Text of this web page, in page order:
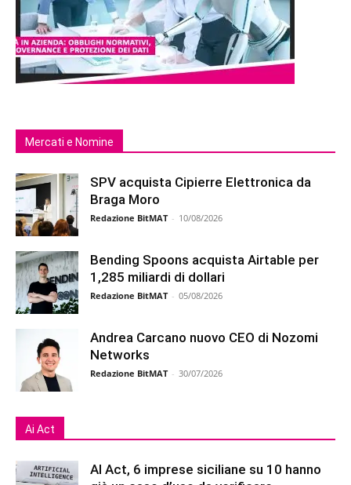
Mercati e Nomine
SPV acquista Cipierre Elettronica da
Braga Moro
Redazione BitMAT - 10/08/2026
Bending Spoons acquista Airtable per
1,285 miliardi di dollari
Redazione BitMAT - 05/08/2026
Andrea Carcano nuovo CEO di Nozomi
Networks
Redazione BitMAT - 30/07/2026
Ai Act
AI Act, 6 imprese siciliane su 10 hanno